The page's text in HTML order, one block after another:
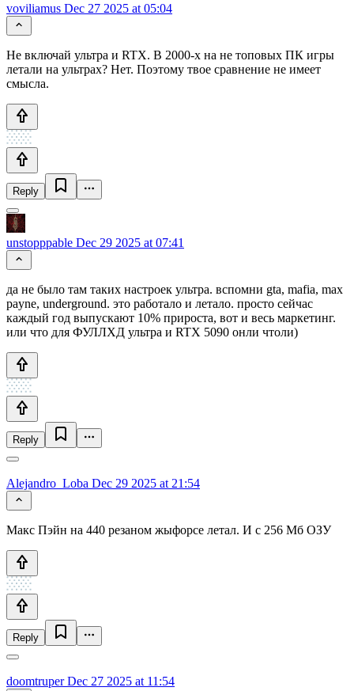
voviliamus Dec 27 2025 at 05:04
Не включай ультра и RTX. В 2000-х на не топовых ПК игры
летали на ультрах? Нет. Поэтому твое сравнение не имеет
смысла.
Reply
unstopppable Dec 29 2025 at 07:41
да не было там таких настроек ультра. вспомни gta, mafia, max
payne, underground. это работало и летало. просто сейчас
каждый год выпускают 10% прироста, вот и весь маркетинг.
или что для ФУЛЛХД ультра и RTX 5090 онли чтоли)
Reply
Alejandro_Loba Dec 29 2025 at 21:54
Макс Пэйн на 440 резаном жыфорсе летал. И с 256 Мб ОЗУ
Reply
doomtruperDec 27 2025 at 11:54